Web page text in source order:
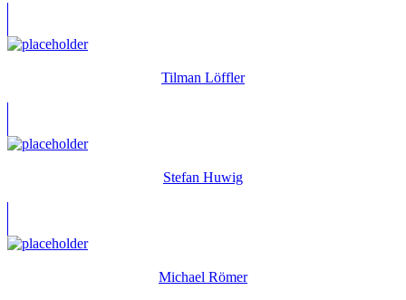
Tilman Löffler
Stefan Huwig
Michael Römer